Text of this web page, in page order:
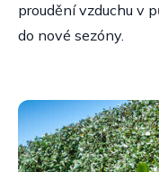
proudění vzduchu v
do nové sezóny.